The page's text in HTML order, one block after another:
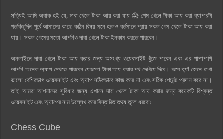
সত্যিই আমি অবাক হই যে, দাবা খেলে টাকা আয় করা যায় 😱 গেম খেলে টাকা আয় করা ব্যাপারটা
গতকিছুদিন পূর্বে আমাদের কাছে কঠিন বিষয় মনে হলেও বর্তমানে প্রায় সকল গেম খেলে টাকা আয় করা
যায়। সকল গেমের মতো আপনিও দাবা খেলে টাকা ইনকাম করতে পারবেন।
অনলাইনে দাবা খেলে টাকা আয় করার জন্য অসংখ্য ওয়েবসাইট খুঁজে পাবেন এবং এর পাশাপাশি
আপনি অনেক অ্যাপ দেখতে পারবেন যেগুলো টাকা আয় করার পথ দেখিয়ে দিবে। তবে হ্যাঁ জেনে রাখা
ভালো বেশিরভাগ ওয়েবসাইট এবং অ্যাপ সঠিকভাবে কাজ করে না এবং সঠিক পেমেন্ট প্রদান করে না।
তাই আমরা আপনাদের সুবিধার জন্য এখানে দাবা খেলে টাকা আয় করার জন্য কয়েকটি বিশ্বস্ত
ওয়েবসাইট এবং অ্যাপের নাম উল্লেখ করে বিস্তারিত তথ্য তুলে ধরবোঃ
Chess Cube